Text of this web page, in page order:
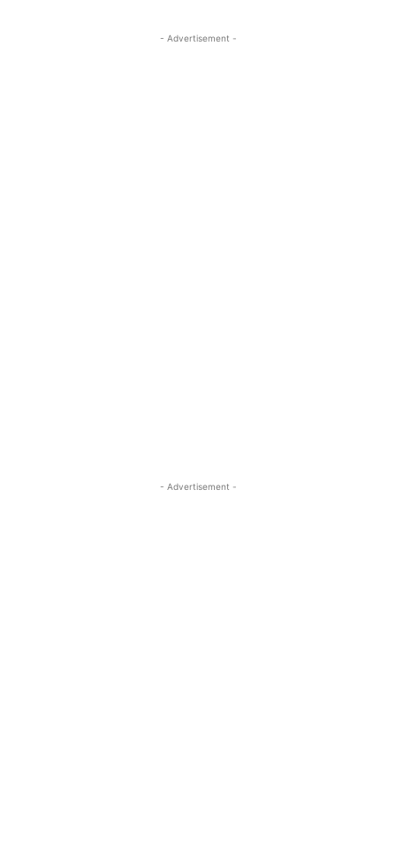
- Advertisement -
- Advertisement -